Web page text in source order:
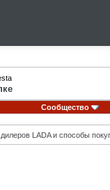
Сообщество
LADA и способы